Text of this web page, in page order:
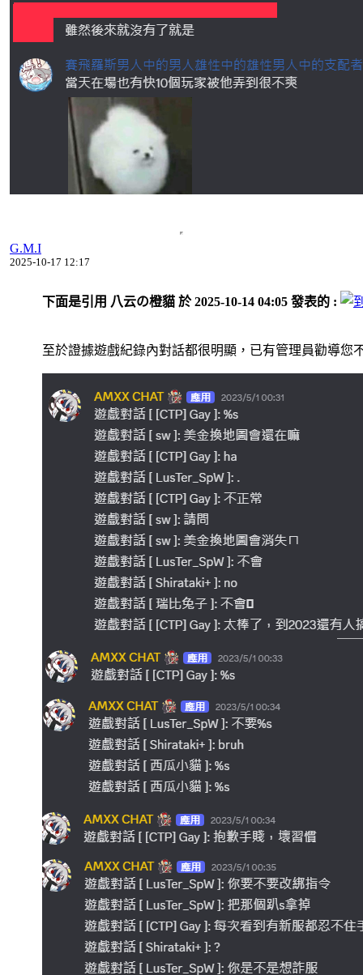
G.M.I
2025-10-17 12:17
下面是引用 八云の橙貓 於 2025-10-14 04:05 發表的 :
至於證據遊戲紀錄內對話都很明顯，已有管理員勸導您